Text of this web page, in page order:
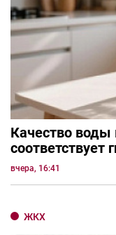
Качество воды
соответствует
вчера, 16:41
ЖКХ